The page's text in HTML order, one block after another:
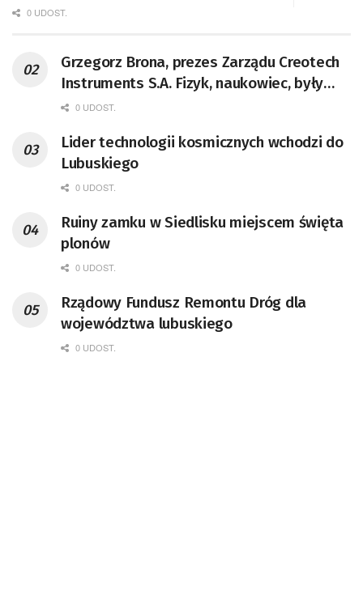
0 UDOST.
Grzegorz Brona, prezes Zarządu Creotech
Instruments S.A. Fizyk, naukowiec, były
pracownik CERN w Genewie,
doktor habilitowany nauk fizycznych,
koordynator Rady Sektorowej ds.
Kompetencji Przemysłu Lotniczo-
Badań Kosmicznych i Satelitarnych PAN.
0 UDOST.
Lider technologii kosmicznych wchodzi do
Lubuskiego
0 UDOST.
Ruiny zamku w Siedlisku miejscem święta
plonów
0 UDOST.
Rządowy Fundusz Remontu Dróg dla
województwa lubuskiego
0 UDOST.